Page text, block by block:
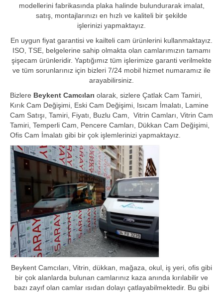
modellerini fabrikasında plaka halinde bulundurarak imalat,
satış, montajlarınızı en hızlı ve kaliteli bir şekilde
işlerinizi yapmaktayız.
En uygun fiyat garantisi ve kailteli cam ürünlerini kullanmaktayız.
ISO, TSE, belgelerine sahip olmakta olan camlarımızın tamamı
şişecam ürünleridir. Yaptığımız tüm işlerimize garanti verilmekte
ve tüm sorunlarınız için bizleri 7/24 mobil hizmet numaramız ile
arayabilirsiniz.
Bizlere Beykent Camcıları olarak, sizlere Çatlak Cam Tamiri,
Kırık Cam Değişimi, Eski Cam Değişimi, Isıcam İmalatı, Lamine
Cam Satışı, Tamiri, Fiyatı, Buzlu Cam, Vitrin Camları, Vitrin Cam
Tamiri, Temperli Cam, Pencere Camları, Dükkan Cam Değişimi,
Ofis Cam İmalatı gibi bir çok işlemlerinizi yapmaktayız.
Beykent Camcıları, Vitrin, dükkan, mağaza, okul, iş yeri, ofis gibi
bir çok alanlarda bulunan camlarınız kaza anında kırılabilir ve
bazı zayıf olan camlar ısıdan dolayı çatlayabilmektedir. Bu gibi